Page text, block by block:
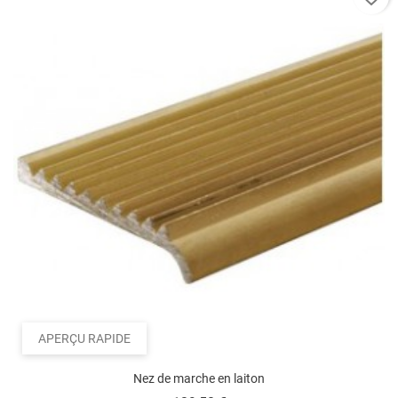
APERÇU RAPIDE
Nez de marche en laiton